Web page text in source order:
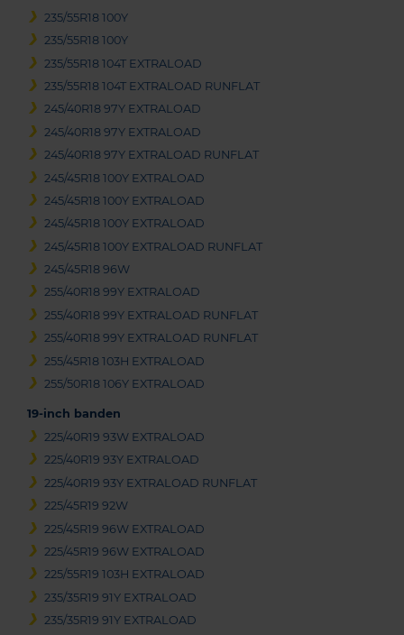
235/55R18 100Y
235/55R18 100Y
235/55R18 104T EXTRALOAD
235/55R18 104T EXTRALOAD RUNFLAT
245/40R18 97Y EXTRALOAD
245/40R18 97Y EXTRALOAD
245/40R18 97Y EXTRALOAD RUNFLAT
245/45R18 100Y EXTRALOAD
245/45R18 100Y EXTRALOAD
245/45R18 100Y EXTRALOAD
245/45R18 100Y EXTRALOAD RUNFLAT
245/45R18 96W
255/40R18 99Y EXTRALOAD
255/40R18 99Y EXTRALOAD RUNFLAT
255/40R18 99Y EXTRALOAD RUNFLAT
255/45R18 103H EXTRALOAD
255/50R18 106Y EXTRALOAD
19-inch banden
225/40R19 93W EXTRALOAD
225/40R19 93Y EXTRALOAD
225/40R19 93Y EXTRALOAD RUNFLAT
225/45R19 92W
225/45R19 96W EXTRALOAD
225/45R19 96W EXTRALOAD
225/55R19 103H EXTRALOAD
235/35R19 91Y EXTRALOAD
235/35R19 91Y EXTRALOAD